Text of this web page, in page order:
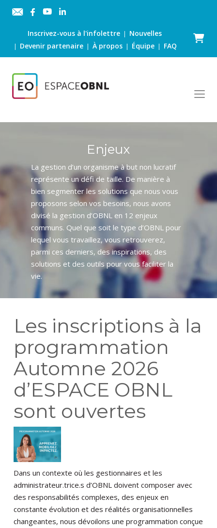
Inscrivez-vous à l'infolettre| Nouvelles
| Devenir partenaire |À propos | Équipe | FAQ
Panier
Enjeux
La gestion d’un organisme à but non lucratif
représente un défi de taille. De manière à
bien segmenter les solutions que nous vous
proposons selon vos besoins, nous avons
divisé la gestion d’OBNL en 12 enjeux
communs. Quel que soit le type d’OBNL pour
lequel vous travaillez, vous retrouverez,
parmi ces derniers, des inspirations, des
solutions et des outils pour vous faciliter la
vie.
Les inscriptions à la
programmation
Automne 2026
d’ESPACE OBNL
sont ouvertes
Dans un contexte où les gestionnaires et les
administrateur.trice.s d’OBNL doivent composer avec
des responsabilités complexes, des enjeux en
constante évolution et des réalités organisationnelles
changeantes, nous dévoilons une programmation conçue